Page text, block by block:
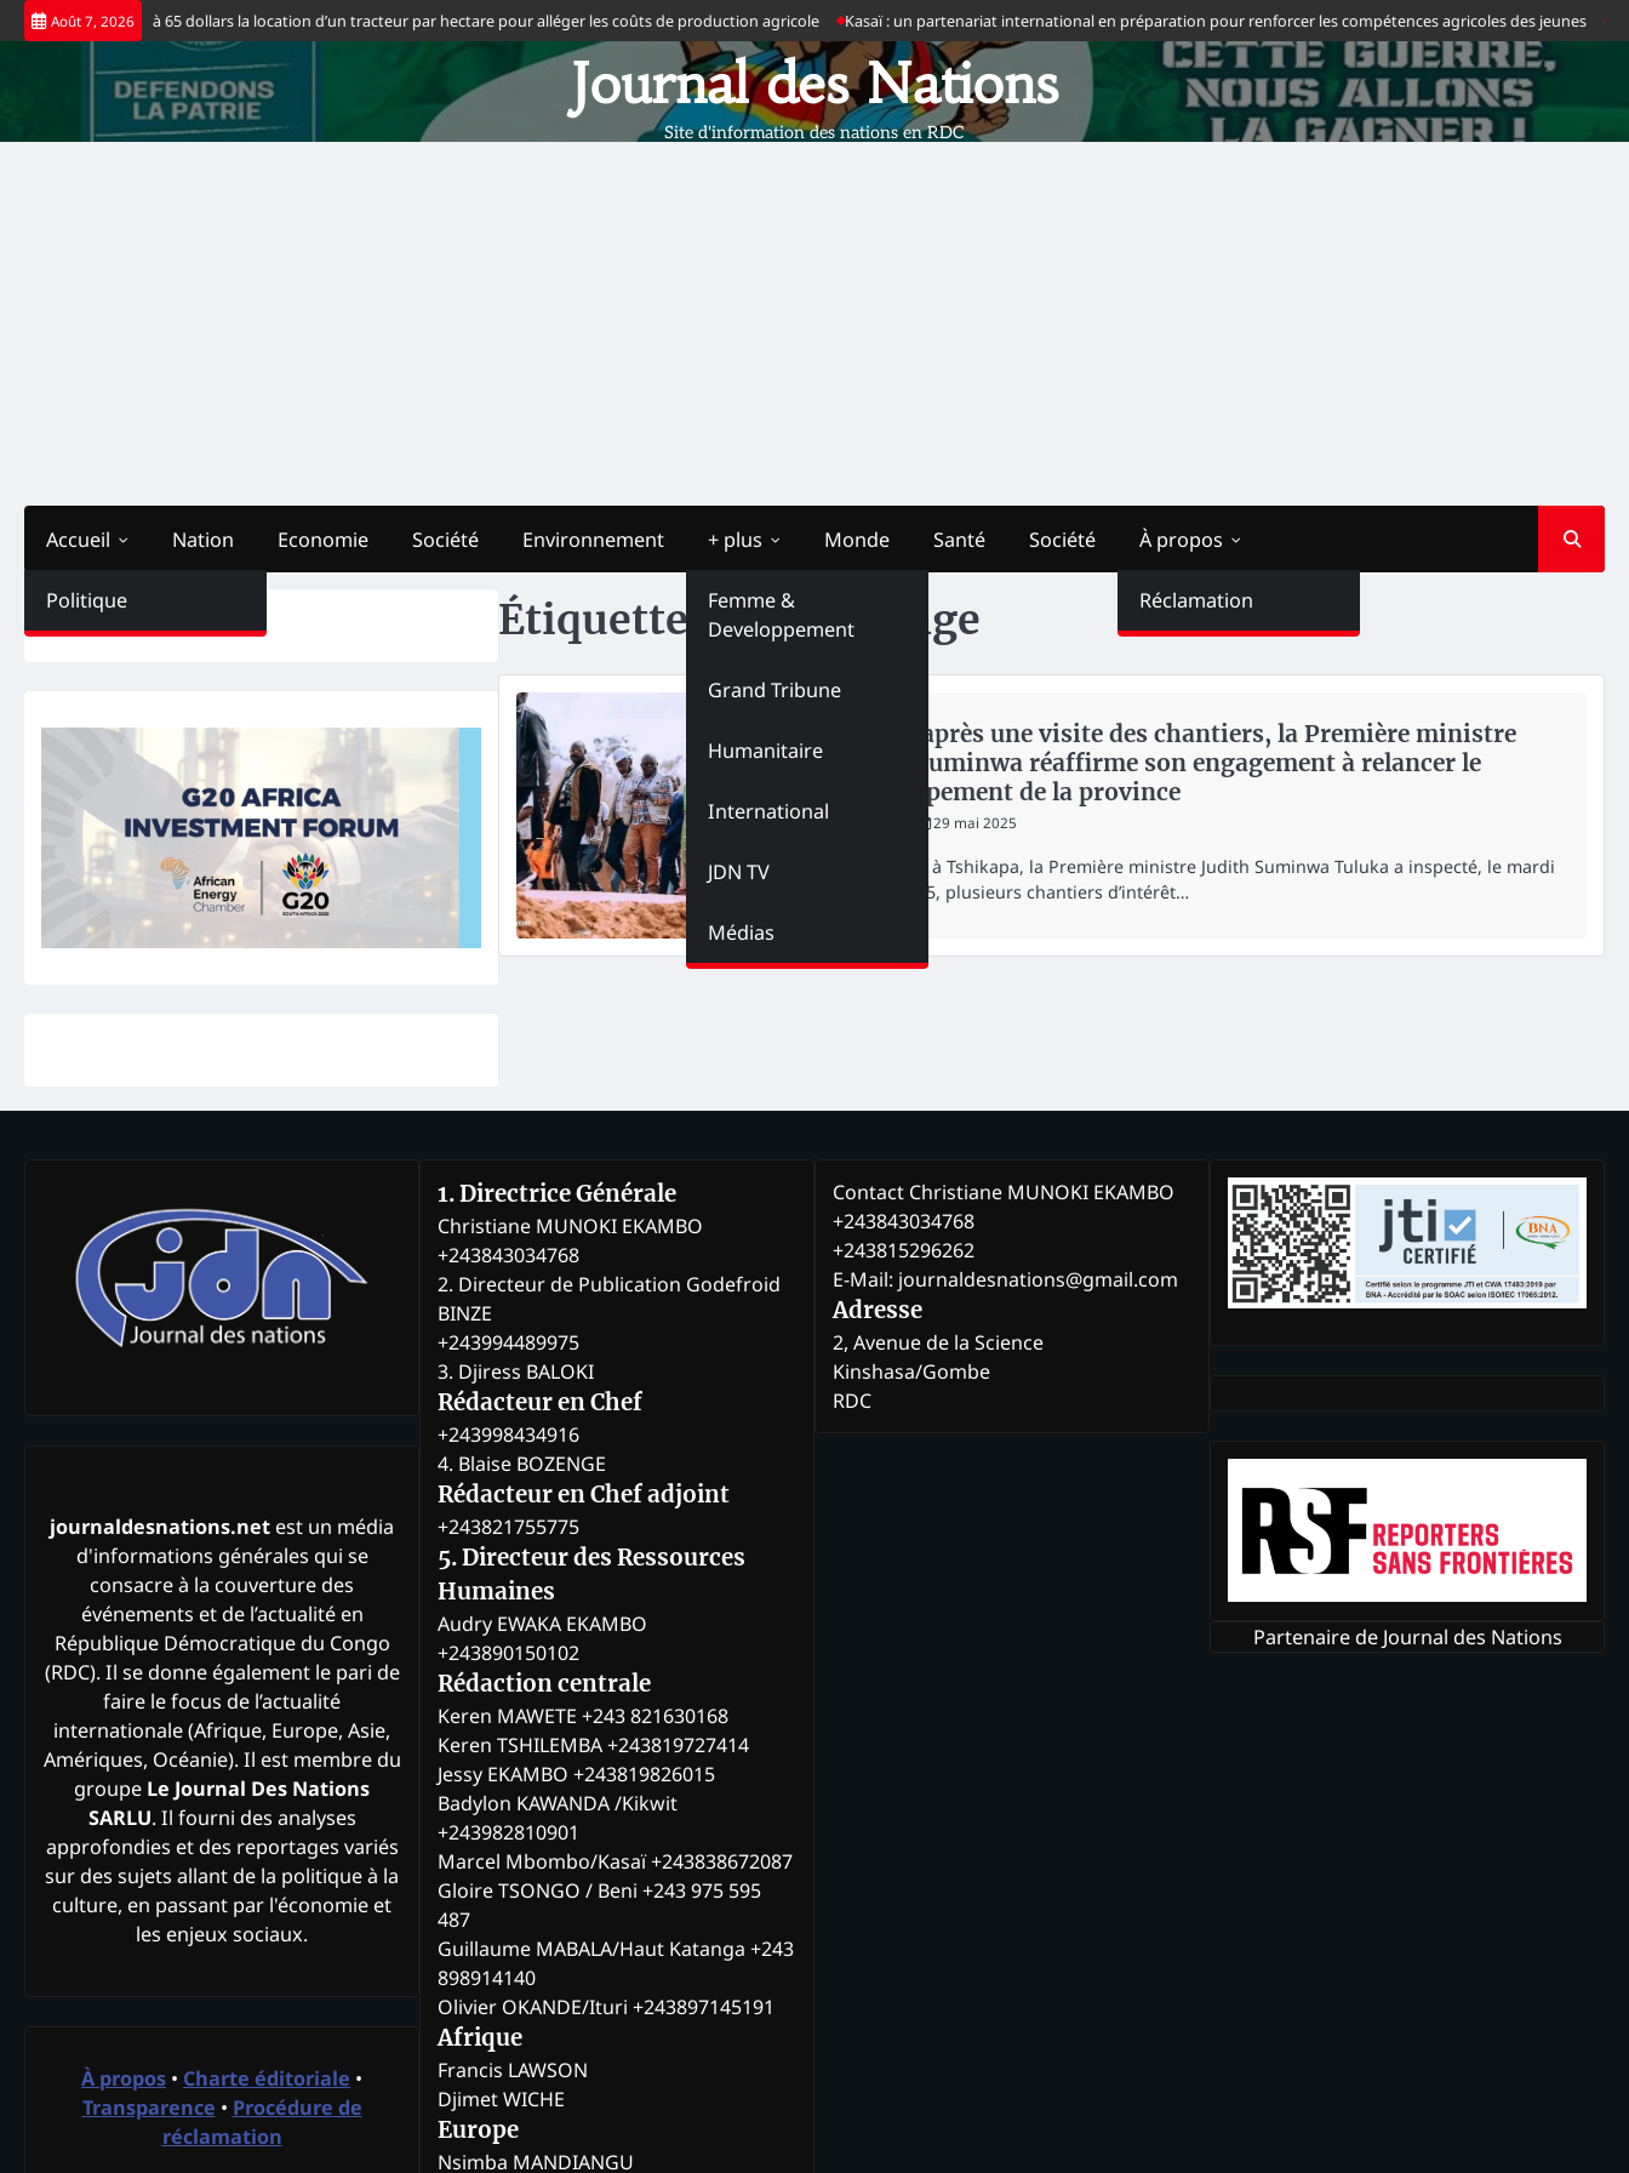
Skip
to
Août 7, 2026
fixe à 65 dollars la location d’un tracteur par hectare pour alléger les coûts de production agricole Kasaï : un partenariat international en préparation pour renforcer les compétences agricoles des jeunes
Journal des Nations
Site d'information des nations en RDC
Accueil
Politique
Nation Economie Société Environnement + plus
Femme &
Developpement
Grand Tribune
Humanitaire
International
JDN TV
Médias
Monde Santé Société À propos
Réclamation
Étiquette :Pont Loange
Kasaï : après une visite des chantiers, la Première ministre
Judith Suminwa réaffirme son engagement à relancer le
développement de la province
29 mai 2025
En mission à Tshikapa, la Première ministre Judith Suminwa Tuluka a inspecté, le mardi
27 mai 2025, plusieurs chantiers d’intérêt…
journaldesnations.net est un média
d'informations générales qui se
consacre à la couverture des
événements et de l’actualité en
République Démocratique du Congo
(RDC). Il se donne également le pari de
faire le focus de l’actualité
internationale (Afrique, Europe, Asie,
Amériques, Océanie). Il est membre du
groupe Le Journal Des Nations
SARLU. Il fourni des analyses
approfondies et des reportages variés
sur des sujets allant de la politique à la
culture, en passant par l'économie et
les enjeux sociaux.
À propos • Charte éditoriale •
Transparence • Procédure de
réclamation
1. Directrice Générale
Christiane MUNOKI EKAMBO
+243843034768
2. Directeur de Publication Godefroid
BINZE
+243994489975
3. Djiress BALOKI
Rédacteur en Chef
+243998434916
4. Blaise BOZENGE
Rédacteur en Chef adjoint
+243821755775
5. Directeur des Ressources
Humaines
Audry EWAKA EKAMBO
+243890150102
Rédaction centrale
Keren MAWETE +243 821630168
Keren TSHILEMBA +243819727414
Jessy EKAMBO +243819826015
Badylon KAWANDA /Kikwit
+243982810901
Marcel Mbombo/Kasaï +243838672087
Gloire TSONGO / Beni +243 975 595
487
Guillaume MABALA/Haut Katanga +243
898914140
Olivier OKANDE/Ituri +243897145191
Afrique
Francis LAWSON
Djimet WICHE
Europe
Nsimba MANDIANGU
Contact Christiane MUNOKI EKAMBO
+243843034768
+243815296262
E-Mail: journaldesnations@gmail.com
Adresse
2, Avenue de la Science
Kinshasa/Gombe
RDC
Partenaire de Journal des Nations